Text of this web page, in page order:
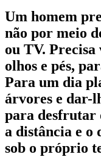
Um homem
não por meio
ou TV.
olhos e pés,
Para um dia
árvores e dar-
para desfrutar
a distância e o
sob o próprio